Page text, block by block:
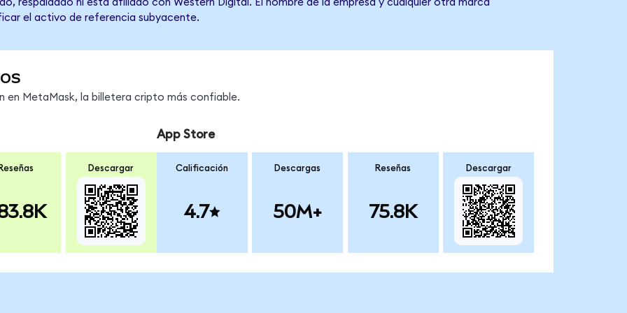
respaldado ni está afiliado con Western Digital. El nombre de la empresa y cualquier otra marca
el activo de referencia subyacente.
en MetaMask, la billetera cripto más confiable.
Descargar
App Store
Calificación
4.7
Descargas
50M+
Reseñas
75.8K
Descargar